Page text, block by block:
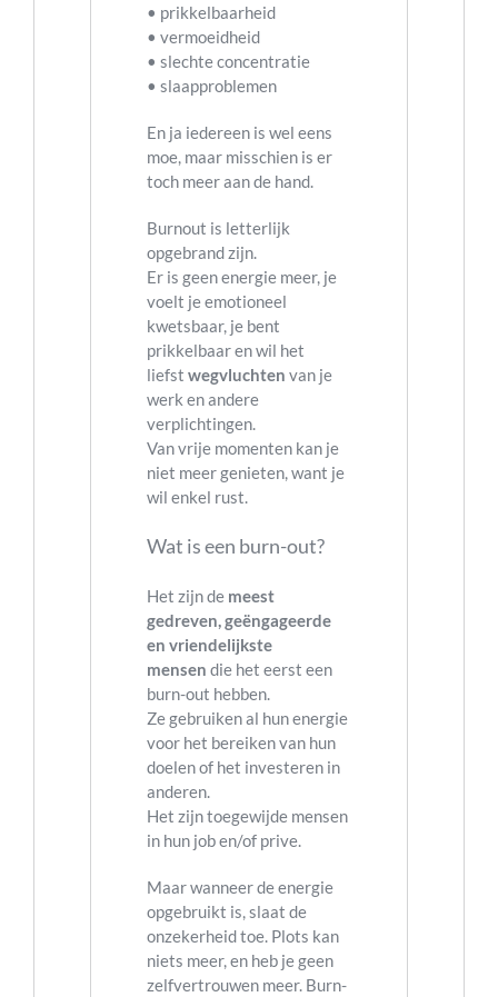
• prikkelbaarheid
• vermoeidheid
• slechte concentratie
• slaapproblemen
En ja iedereen is wel eens
moe, maar misschien is er
toch meer aan de hand.
Burnout is letterlijk
opgebrand zijn.
Er is geen energie meer, je
voelt je emotioneel
kwetsbaar, je bent
prikkelbaar en wil het
liefst wegvluchten van je
werk en andere
verplichtingen.
Van vrije momenten kan je
niet meer genieten, want je
wil enkel rust.
Wat is een burn-out?
Het zijn de meest
gedreven, geëngageerde
en vriendelijkste
mensen die het eerst een
burn-out hebben.
Ze gebruiken al hun energie
voor het bereiken van hun
doelen of het investeren in
anderen.
Het zijn toegewijde mensen
in hun job en/of prive.
Maar wanneer de energie
opgebruikt is, slaat de
onzekerheid toe. Plots kan
niets meer, en heb je geen
zelfvertrouwen meer. Burn-